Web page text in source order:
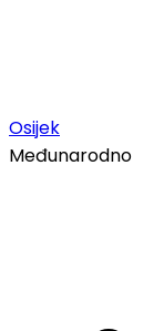
Osijek
Međunarodno